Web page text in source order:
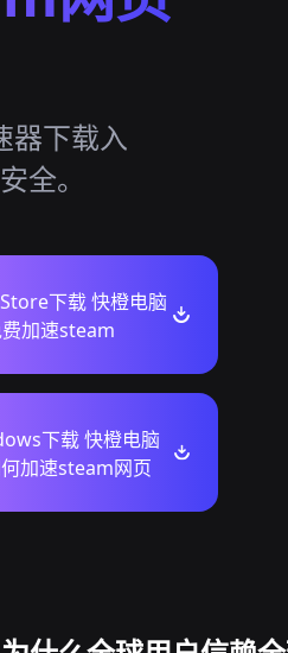
器下载入
全。
下载 快橙电脑
加速steam
下载 快橙电脑
加速steam网页